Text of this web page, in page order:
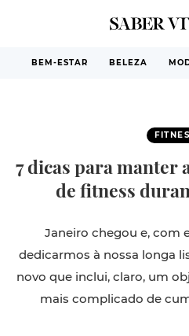
BEM-ESTAR BELEZA
7 dicas para manter
de fitness
Janeiro chegou e, com
dedicarmos à nossa longa
novo que inclui, claro, um
mais complicado de